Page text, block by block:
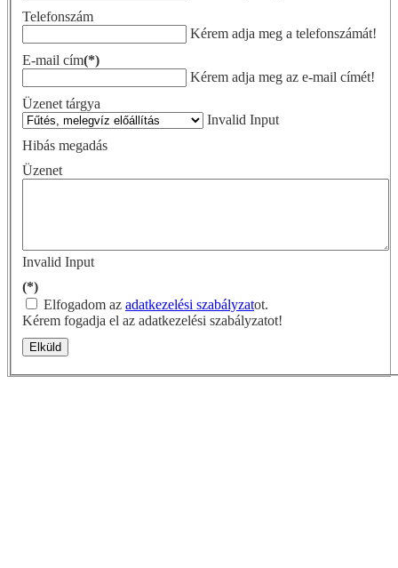
Telefonszám
Kérem adja meg a telefonszámát!
E-mail cím(*)
Kérem adja meg az e-mail címét!
Üzenet tárgya
Invalid Input
Hibás megadás
Üzenet
Invalid Input
(*)
Elfogadom az adatkezelési szabályzatot.
Kérem fogadja el az adatkezelési szabályzatot!
Elküld